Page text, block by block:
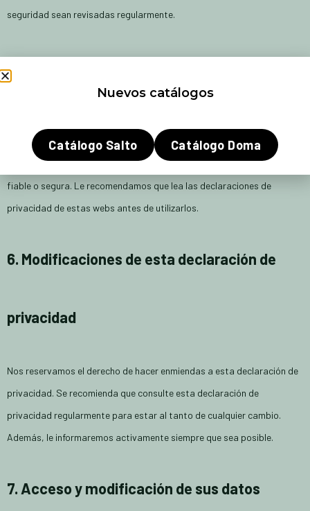
seguridad sean revisadas regularmente.
5. Webs de terceros
conectados mediante enlaces en nuestra web. No podemos garantizar
que estas terceras partes manejen sus datos personales de forma
fiable o segura. Le recomendamos que lea las declaraciones de
privacidad de estas webs antes de utilizarlos.
6. Modificaciones de esta declaración de
privacidad
Nos reservamos el derecho de hacer enmiendas a esta declaración de
privacidad. Se recomienda que consulte esta declaración de
privacidad regularmente para estar al tanto de cualquier cambio.
Además, le informaremos activamente siempre que sea posible.
7. Acceso y modificación de sus datos
Nuevos catálogos
Catálogo Salto Catálogo Doma